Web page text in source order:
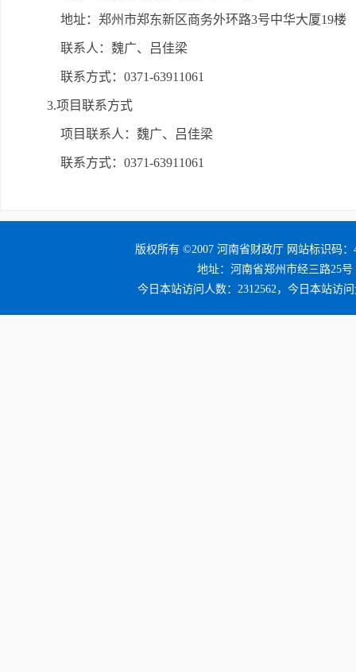
地址：郑州市郑东新区商务外环路3号中华大厦19楼
联系人：魏广、吕佳梁
联系方式：0371-63911061
3.项目联系方式
项目联系人：魏广、吕佳梁
联系方式：0371-63911061
版权所有 ©2007 河南省财政厅 网站标识码：
地址：河南省郑州市经三路25号
今日本站访问人数：2312562，今日本站访